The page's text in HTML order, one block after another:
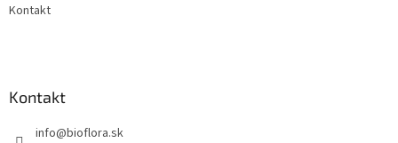
Kontakt
Kontakt
info@bioflora.sk